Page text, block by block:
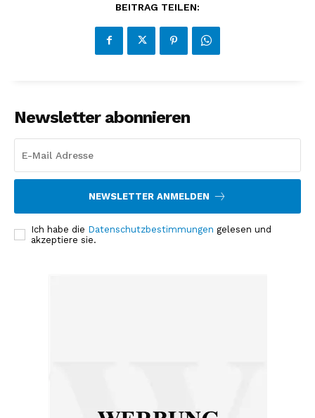
BEITRAG TEILEN:
Newsletter abonnieren
NEWSLETTER ANMELDEN
Ich habe die Datenschutzbestimmungen gelesen und
akzeptiere sie.